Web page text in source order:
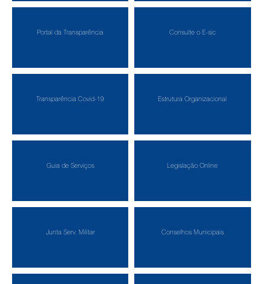
Portal da Transparência Consulte o E-sic
Transparência Covid-19 Estrutura Organizacional
Guia de Serviços Legislação Online
Junta Serv. Militar Conselhos Municipais